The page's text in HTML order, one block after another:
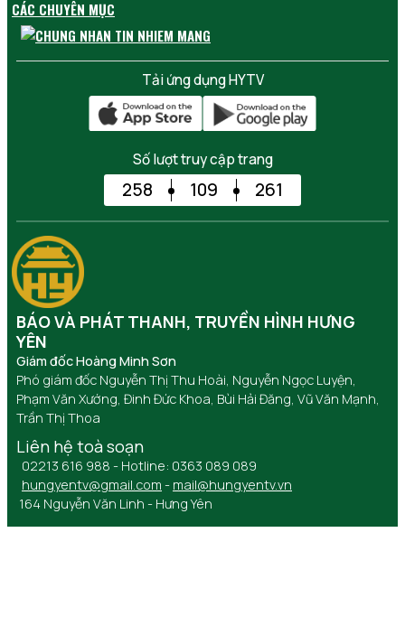
CÁC CHUYÊN MỤC
Tải ứng dụng HYTV
Số lượt truy cập trang
258 109 261
BÁO VÀ PHÁT THANH, TRUYỀN HÌNH HƯNG
YÊN
Giám đốc Hoàng Minh Sơn
Phó giám đốc Nguyễn Thị Thu Hoài, Nguyễn Ngọc Luyện,
Phạm Văn Xướng, Đinh Đức Khoa, Bùi Hải Đăng, Vũ Văn Mạnh,
Trần Thị Thoa
Liên hệ toà soạn
02213 616 988 - Hotline: 0363 089 089
hungyentv@gmail.com - mail@hungyentv.vn
164 Nguyễn Văn Linh - Hưng Yên